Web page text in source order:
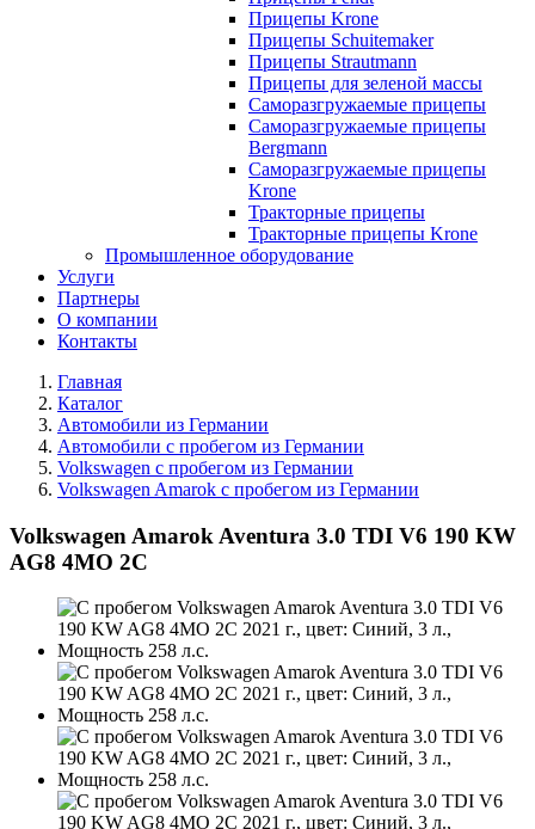
Прицепы Krone
Прицепы Schuitemaker
Прицепы Strautmann
Прицепы для зеленой массы
Саморазгружаемые прицепы
Саморазгружаемые прицепы
Bergmann
Саморазгружаемые прицепы
Krone
Тракторные прицепы
Тракторные прицепы Krone
Промышленное оборудование
Услуги
Партнеры
О компании
Контакты
Главная
Каталог
Автомобили из Германии
Автомобили с пробегом из Германии
Volkswagen с пробегом из Германии
Volkswagen Amarok с пробегом из Германии
Volkswagen Amarok Aventura 3.0 TDI V6 190 KW
AG8 4MO 2C